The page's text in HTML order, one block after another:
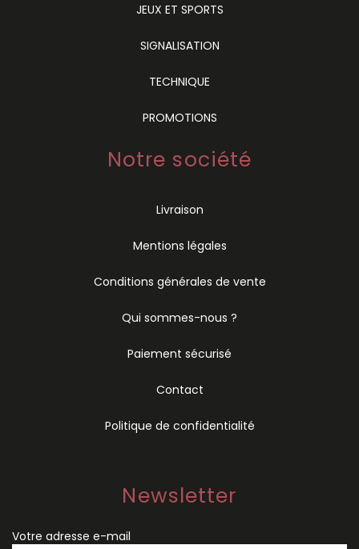
JEUX ET SPORTS
SIGNALISATION
TECHNIQUE
PROMOTIONS
Notre société
Livraison
Mentions légales
Conditions générales de vente
Qui sommes-nous ?
Paiement sécurisé
Contact
Politique de confidentialité
Newsletter
Votre adresse e-mail